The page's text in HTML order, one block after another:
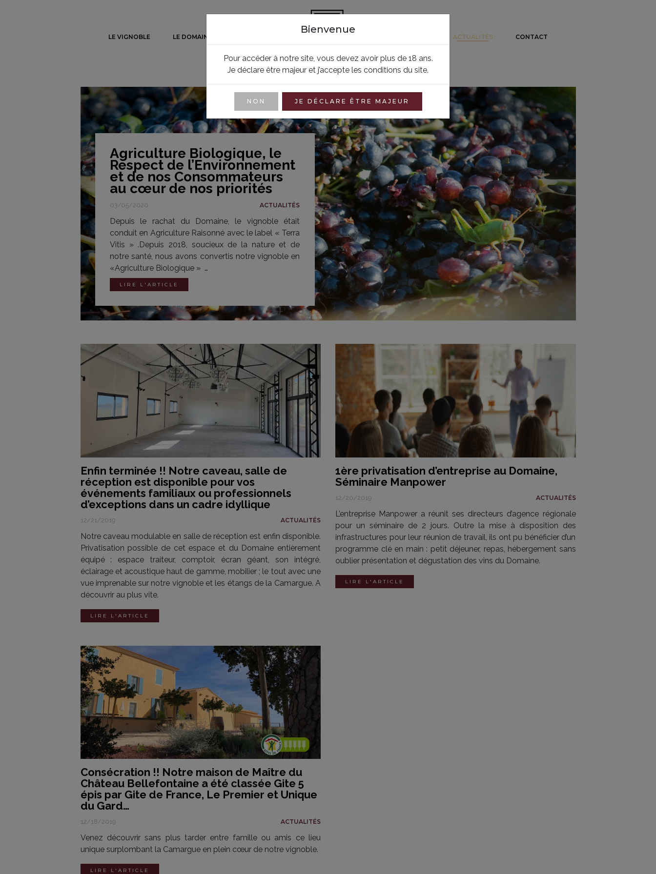
Bienvenue
Pour accéder à notre site, vous devez avoir plus de 18 ans.
Je déclare être majeur et j’accepte les conditions du site.
NON JE DÉCLARE ÊTRE MAJEUR
LE VIGNOBLE LE DOMAINE ACTUALITÉS CONTACT
Agriculture Biologique, le
Respect de l’Environnement
et de nos Consommateurs
au cœur de nos priorités
03/05/2020 ACTUALITÉS
Depuis le rachat du Domaine, le vignoble était
conduit en Agriculture Raisonné avec le label « Terra
Vitis » .Depuis 2018, soucieux de la nature et de
notre santé, nous avons convertis notre vignoble en
«Agriculture Biologique » …
LIRE L'ARTICLE
Enfin terminée !! Notre caveau, salle de
réception est disponible pour vos
événements familiaux ou professionnels
d’exceptions dans un cadre idyllique
12/21/2019 ACTUALITÉS
Notre caveau modulable en salle de réception est enfin disponible.
Privatisation possible de cet espace et du Domaine entièrement
équipé : espace traiteur, comptoir, écran géant, son intégré,
éclairage et acoustique haut de gamme, mobilier ; le tout avec une
vue imprenable sur notre vignoble et les étangs de la Camargue. A
découvrir au plus vite.
LIRE L'ARTICLE
1ère privatisation d’entreprise au Domaine,
Séminaire Manpower
12/20/2019 ACTUALITÉS
L’entreprise Manpower a réunit ses directeurs d’agence régionale
pour un séminaire de 2 jours. Outre la mise à disposition des
infrastructures pour leur réunion de travail, ils ont pu bénéficier d’un
programme clé en main : petit déjeuner, repas, hébergement sans
oublier présentation et dégustation des vins du Domaine.
LIRE L'ARTICLE
Consécration !! Notre maison de Maître du
Château Bellefontaine a été classée Gite 5
épis par Gite de France, Le Premier et Unique
du Gard…
12/18/2019 ACTUALITÉS
Venez découvrir sans plus tarder entre famille ou amis ce lieu
unique surplombant la Camargue en plein cœur de notre vignoble.
LIRE L'ARTICLE